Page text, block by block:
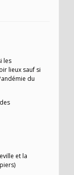
les
lieux sauf si
du
et la